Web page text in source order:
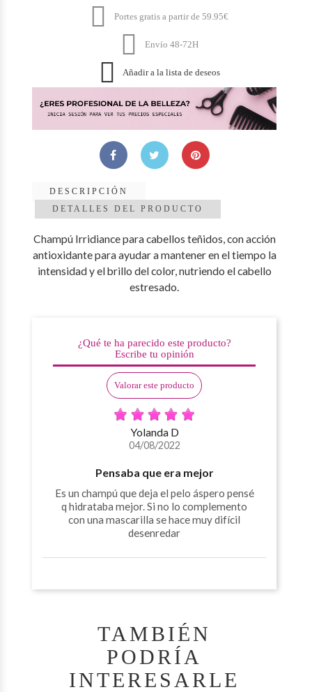
 Portes gratis a partir de 59.95€
 Envío 48-72H
 Añadir a la lista de deseos
DESCRIPCIÓN
DETALLES DEL PRODUCTO
Champú Irridiance para cabellos teñidos, con acción
antioxidante para ayudar a mantener en el tiempo la
intensidad y el brillo del color, nutriendo el cabello
estresado.
¿Qué te ha parecido este producto?
Escribe tu opinión
Valorar este producto
Yolanda D
04/08/2022
Pensaba que era mejor
Es un champú que deja el pelo áspero pensé
q hidrataba mejor. Si no lo complemento
con una mascarilla se hace muy difícil
desenredar
TAMBIÉN
PODRÍA
INTERESARLE